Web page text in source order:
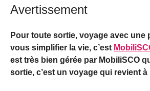
Avertissement
Pour toute sortie, voyage avec
vous simplifier la vie, c’est
est très bien gérée par MobiliSCO
sortie, c’est un voyage qui revient